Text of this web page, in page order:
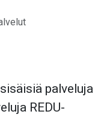
palveluja
REDU-